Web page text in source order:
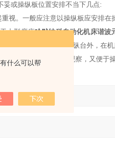
什么可以帮
妥或操纵板位置安排不当下几点:
视。一般应注意以操纵板应安排
大型磨床哈默纳科自动化机床谐波
整因素，除了设置操纵台外，在
a}.显的位置，既容易观察，又便于